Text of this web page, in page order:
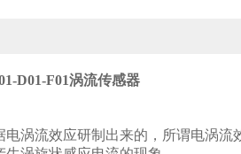
D01-F01涡流传感器
电涡流效应研制出来的，所谓电涡